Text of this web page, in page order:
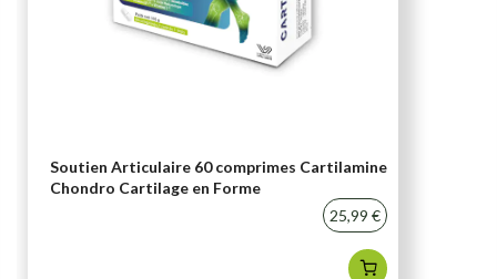
Soutien Articulaire 60 comprimes Cartilamine
Chondro Cartilage en Forme
25,99 €